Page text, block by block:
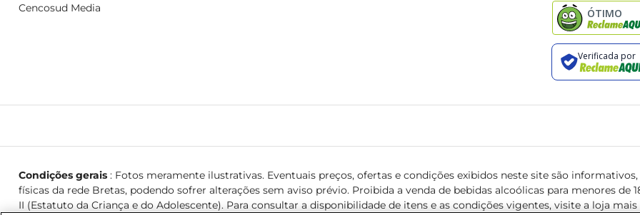
Cencosud Media
Condições gerais: Fotos meramente ilustrativas. Eventuais preços, ofertas e condições exibidos neste site são
físicas da rede Bretas, podendo sofrer alterações sem aviso prévio. Proibida a venda de bebidas alcoólicas para menores de
II (Estatuto da Criança e do Adolescente). Para consultar a disponibilidade de itens e as condições vigentes, visite a loja